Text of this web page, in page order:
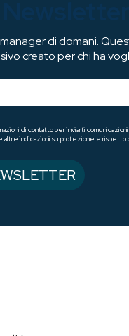
di domani.
creato per chi ha
di contatto per inviarti
indicazioni su protezione e rispetto